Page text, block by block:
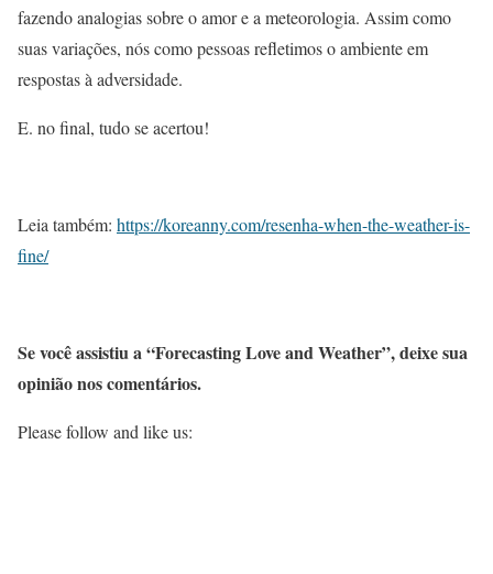
fazendo analogias sobre o amor e a meteorologia. Assim como
suas variações, nós como pessoas refletimos o ambiente em
respostas à adversidade.
E. no final, tudo se acertou!
Leia também: https://koreanny.com/resenha-when-the-weather-is-
fine/
Se você assistiu a “Forecasting Love and Weather”, deixe sua
opinião nos comentários.
Please follow and like us: